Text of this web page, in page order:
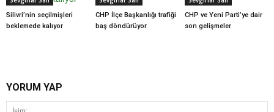
Silivri’nin seçilmişleri
beklemede kalıyor
CHP İlçe Başkanlığı trafiği
baş döndürüyor
CHP ve Yeni Parti’ye dair
son gelişmeler
YORUM YAP